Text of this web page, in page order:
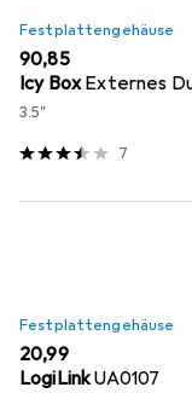
Festplattengehäuse
EUR
90,85
Icy BoxExternes
3.5"
7
Festplattengehäuse
EUR
20,99
LogiLinkUA0107